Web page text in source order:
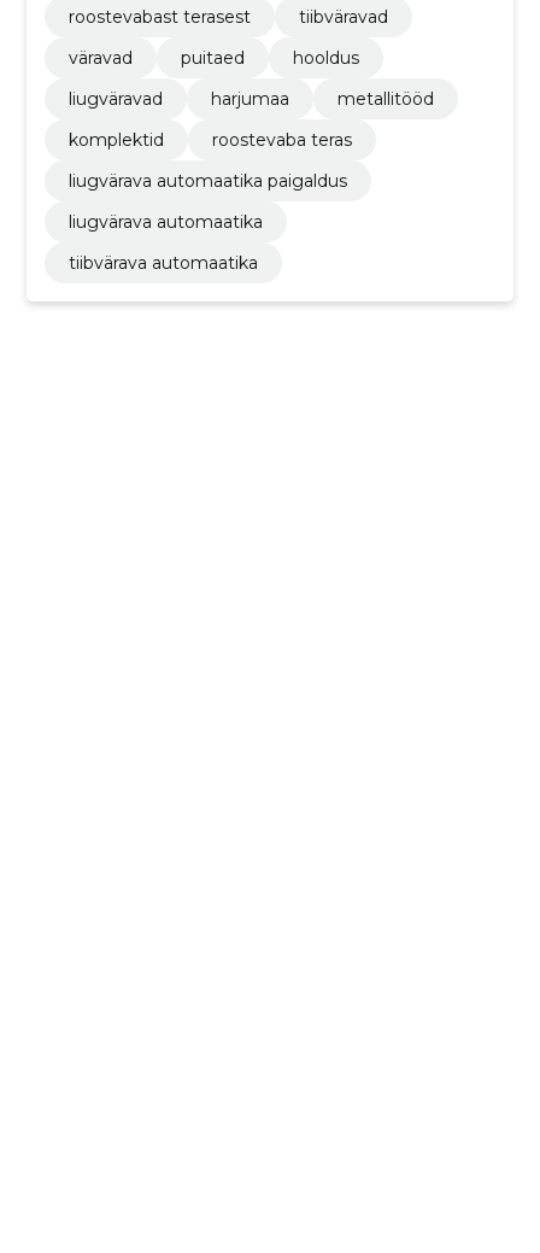
roostevabast terasest
tiibväravad
väravad
puitaed
hooldus
liugväravad
harjumaa
metallitööd
komplektid
roostevaba teras
liugvärava automaatika paigaldus
liugvärava automaatika
tiibvärava automaatika